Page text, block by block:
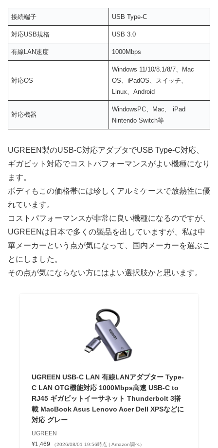
接続端子 USB Type-C
対応USB規格 USB 3.0
有線LAN速度 1000Mbps
対応OS
Windows 11/10/8.1/8/7、Mac
OS、iPadOS、スイッチ、
Linux、Android
対応機器
WindowsPC、Mac, iPad
Nintendo Switch等
UGREEN製のUSB-C対応アダプタでUSB Type-C対応、
ギガビット対応でコストパフォーマンスがよい機種になり
ます。
ボディもこの価格帯には珍しくアルミケースで放熱性に優
れています。
コストパフォーマンスが非常に良い機種になるのですが、
UGREENは日本で多くの製品を出していますが、私は中
華メーカーという点が気になって、国内メーカーを選ぶこ
とにしました。
その点が気にならない方にはよい選択肢かと思います。
UGREEN USB-C LAN 有線LANアダプター Type-
C LAN OTG機能対応 1000Mbps高速 USB-C to
RJ45 ギガビットイーサネット Thunderbolt 3搭
載 MacBook Asus Lenovo Acer Dell XPSなどに
対応 グレー
UGREEN
¥1,469
（2026/08/01 19:56時点 | Amazon調べ）